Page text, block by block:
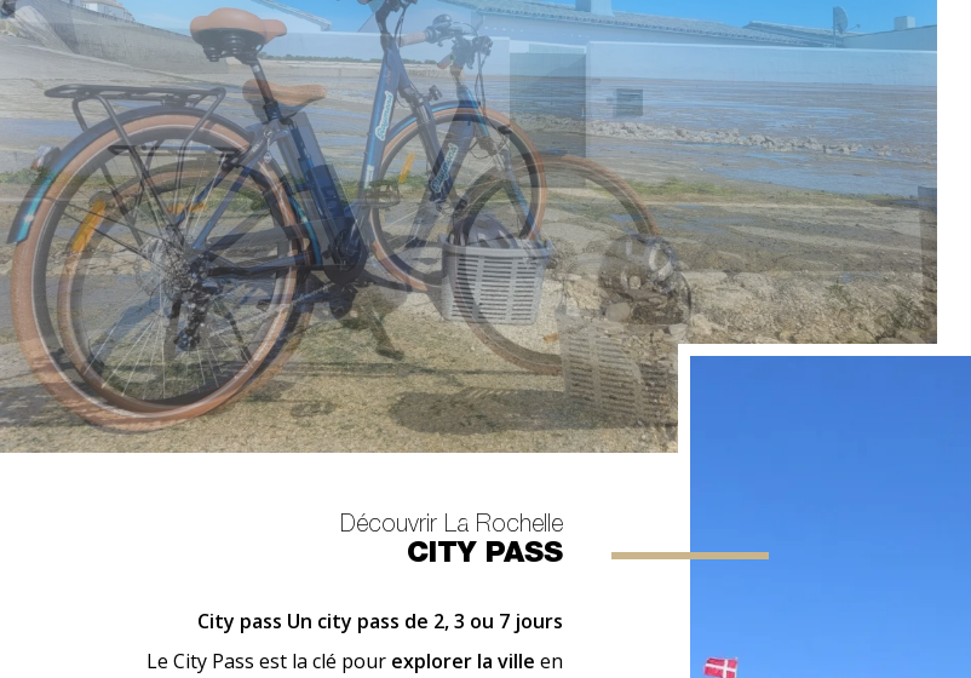
Découvrir La Rochelle
CITY PASS
City pass Un city pass de 2, 3 ou 7 jours
Le City Pass est la clé pour explorer la ville en